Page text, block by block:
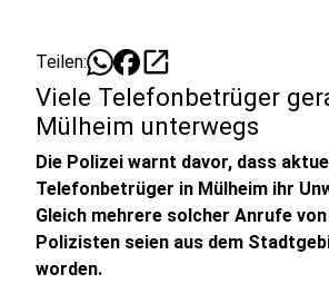
Teilen: open_in_new
Viele Telefonbetrüger
Mülheim unterwegs
Die Polizei warnt davor, dass
Telefonbetrüger in Mülheim ihr
Gleich mehrere solcher Anrufe
Polizisten seien aus dem
worden.